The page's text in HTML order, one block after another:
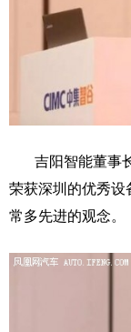
吉阳智能董事
荣获深圳的优秀设
常多先进的观念。